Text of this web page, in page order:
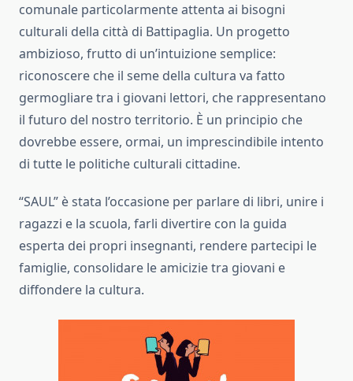
comunale particolarmente attenta ai bisogni
culturali della città di Battipaglia. Un progetto
ambizioso, frutto di un’intuizione semplice:
riconoscere che il seme della cultura va fatto
germogliare tra i giovani lettori, che rappresentano
il futuro del nostro territorio. È un principio che
dovrebbe essere, ormai, un imprescindibile intento
di tutte le politiche culturali cittadine.
“SAUL” è stata l’occasione per parlare di libri, unire i
ragazzi e la scuola, farli divertire con la guida
esperta dei propri insegnanti, rendere partecipi le
famiglie, consolidare le amicizie tra giovani e
diffondere la cultura.